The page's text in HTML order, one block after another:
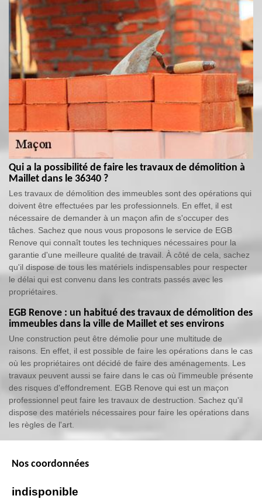
Qui a la possibilité de faire les travaux de démolition à
Maillet dans le 36340 ?
Les travaux de démolition des immeubles sont des opérations qui
doivent être effectuées par les professionnels. En effet, il est
nécessaire de demander à un maçon afin de s'occuper des
tâches. Sachez que nous vous proposons le service de EGB
Renove qui connaît toutes les techniques nécessaires pour la
garantie d'une meilleure qualité de travail. À côté de cela, sachez
qu'il dispose de tous les matériels indispensables pour respecter
le délai qui est convenu dans les contrats passés avec les
propriétaires.
EGB Renove : un habitué des travaux de démolition des
immeubles dans la ville de Maillet et ses environs
Une construction peut être démolie pour une multitude de
raisons. En effet, il est possible de faire les opérations dans le cas
où les propriétaires ont décidé de faire des aménagements. Les
travaux peuvent aussi se faire dans le cas où l'immeuble présente
des risques d'effondrement. EGB Renove qui est un maçon
professionnel peut faire les travaux de destruction. Sachez qu'il
dispose des matériels nécessaires pour faire les opérations dans
les règles de l'art.
Nos coordonnées
indisponible